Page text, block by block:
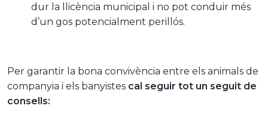
dur la llicència municipal i no pot conduir més
d’un gos potencialment perillós.
Per garantir la bona convivència entre els animals de
companyia i els banyistes cal seguir tot un seguit de
consells: